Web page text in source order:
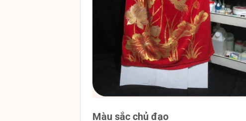
Màu sắc chủ đạo